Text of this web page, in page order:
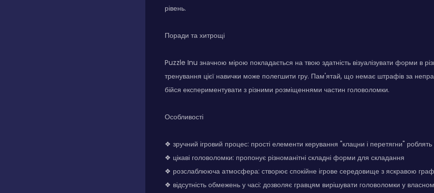
рівень.
Поради та хитрощі
Puzzle Inu значною мірою покладається на твою здатність візуалізувати форми в
тренування цієї навички може полегшити гру. Пам'ятай, що немає штрафів за
бійся експериментувати з різними розміщеннями частин головоломки.
Особливості
❖ зручний ігровий процес: прості елементи керування "клацни і перетягни"
❖ цікаві головоломки: пропонує різноманітні складні форми для складання
❖ розслаблююча атмосфера: створює спокійне ігрове середовище з яскравою
❖ відсутність обмежень у часі: дозволяє гравцям вирішувати головоломки у